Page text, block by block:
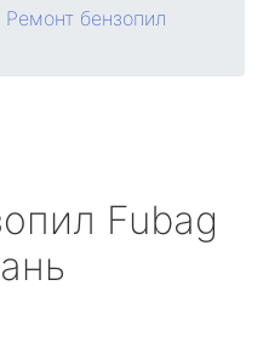
Ремонт бензопил
Fubag